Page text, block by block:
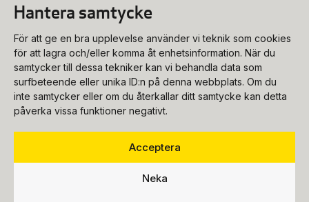
Hantera samtycke
För att ge en bra upplevelse använder vi teknik som cookies
för att lagra och/eller komma åt enhetsinformation. När du
samtycker till dessa tekniker kan vi behandla data som
surfbeteende eller unika ID:n på denna webbplats. Om du
inte samtycker eller om du återkallar ditt samtycke kan detta
påverka vissa funktioner negativt.
Acceptera
Neka
Konsert
biljettkassa@ukk.se
018-727 90 00
Program & biljetter
Konferens
konferens@ukk.se
Bokningsförfrågan
Om oss